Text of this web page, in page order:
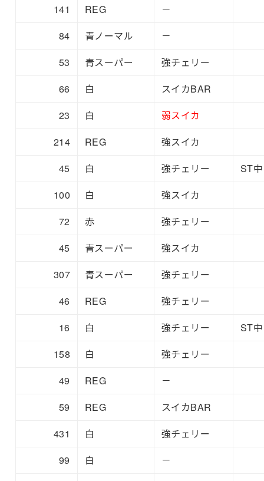
141
REG
－
84
青ノーマル
－
53
青スーパー
強チェリー
66
白
スイカBAR
23
白
弱スイカ
214
REG
強スイカ
45
白 強チェリー
ST中
100
白
強スイカ
72
赤
強チェリー
45
青スーパー
強スイカ
307
青スーパー
強チェリー
46
REG
強チェリー
16
白 強チェリー
ST中
158
白
強チェリー
49
REG
－
59
REG
スイカBAR
431
白
強チェリー
99
白
－